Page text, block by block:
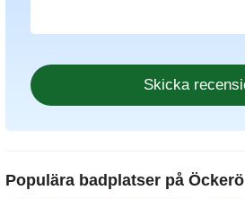
Populära badplatser på Öckerö